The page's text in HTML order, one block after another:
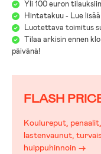
Yli 100 euron
Hintatakuu - Lue
Luotettava toimitus
Tilaa arkisin ennen
päivänä!
FLASH
Koulureput,
lastenvaunut,
huippuhinnoin →